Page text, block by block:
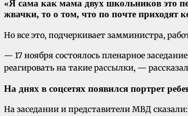
«Я сама как мама двух школьников это
жвачки, то о том, что по почте
Но все это, подчеркивает замминистра,
— 17 ноября состоялось пленарное
реагировать на такие рассылки, —
На днях в соцсетях появился портрет
На заседании и представители МВД